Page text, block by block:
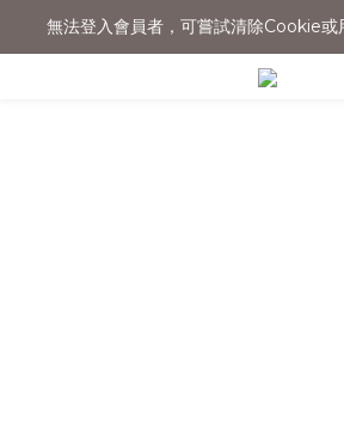
消費滿$1500宅配免
無法登入會員者，可嘗試清除Cookie或
消費滿$1500宅配免運